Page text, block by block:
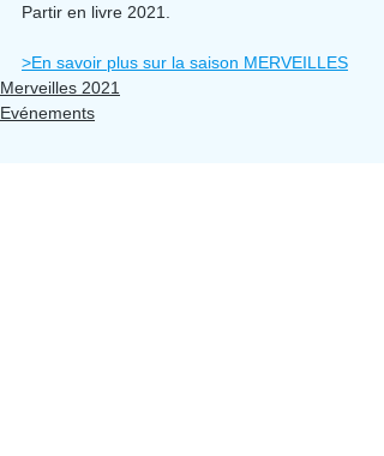
Partir en livre 2021.
>En savoir plus sur la saison MERVEILLES
Merveilles 2021
Evénements